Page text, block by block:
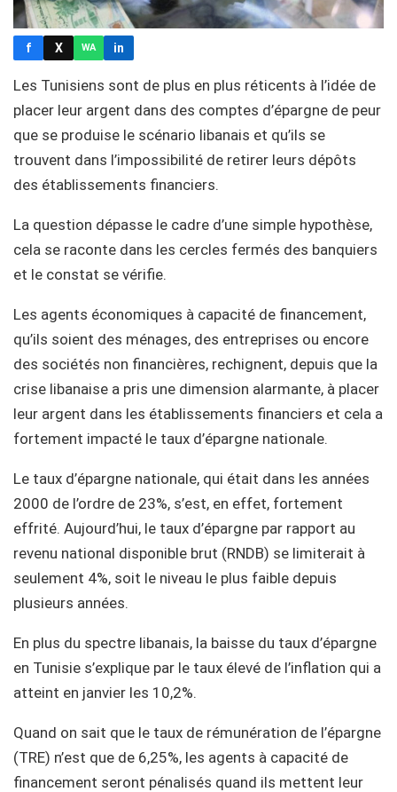
f X WA in
Les Tunisiens sont de plus en plus réticents à l’idée de
placer leur argent dans des comptes d’épargne de peur
que se produise le scénario libanais et qu’ils se
trouvent dans l’impossibilité de retirer leurs dépôts
des établissements financiers.
La question dépasse le cadre d’une simple hypothèse,
cela se raconte dans les cercles fermés des banquiers
et le constat se vérifie.
Les agents économiques à capacité de financement,
qu’ils soient des ménages, des entreprises ou encore
des sociétés non financières, rechignent, depuis que la
crise libanaise a pris une dimension alarmante, à placer
leur argent dans les établissements financiers et cela a
fortement impacté le taux d’épargne nationale.
Le taux d’épargne nationale, qui était dans les années
2000 de l’ordre de 23%, s’est, en effet, fortement
effrité. Aujourd’hui, le taux d’épargne par rapport au
revenu national disponible brut (RNDB) se limiterait à
seulement 4%, soit le niveau le plus faible depuis
plusieurs années.
En plus du spectre libanais, la baisse du taux d’épargne
en Tunisie s’explique par le taux élevé de l’inflation qui a
atteint en janvier les 10,2%.
Quand on sait que le taux de rémunération de l’épargne
(TRE) n’est que de 6,25%, les agents à capacité de
financement seront pénalisés quand ils mettent leur